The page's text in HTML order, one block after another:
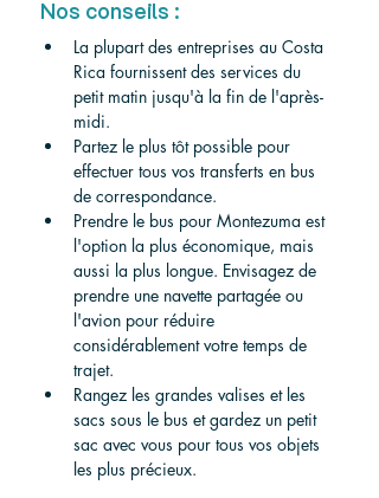
Nos conseils :
La plupart des entreprises au Costa
Rica fournissent des services du
petit matin jusqu'à la fin de l'après-
midi.
Partez le plus tôt possible pour
effectuer tous vos transferts en bus
de correspondance.
Prendre le bus pour Montezuma est
l'option la plus économique, mais
aussi la plus longue. Envisagez de
prendre une navette partagée ou
l'avion pour réduire
considérablement votre temps de
trajet.
Rangez les grandes valises et les
sacs sous le bus et gardez un petit
sac avec vous pour tous vos objets
les plus précieux.